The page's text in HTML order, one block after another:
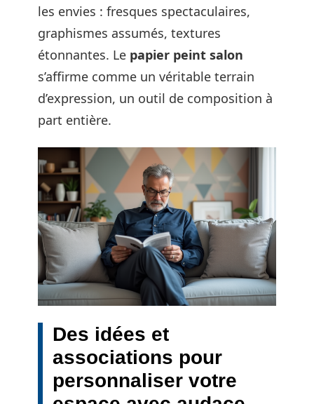
les envies : fresques spectaculaires,
graphismes assumés, textures
étonnantes. Le papier peint salon
s’affirme comme un véritable terrain
d’expression, un outil de composition à
part entière.
Des idées et
associations pour
personnaliser votre